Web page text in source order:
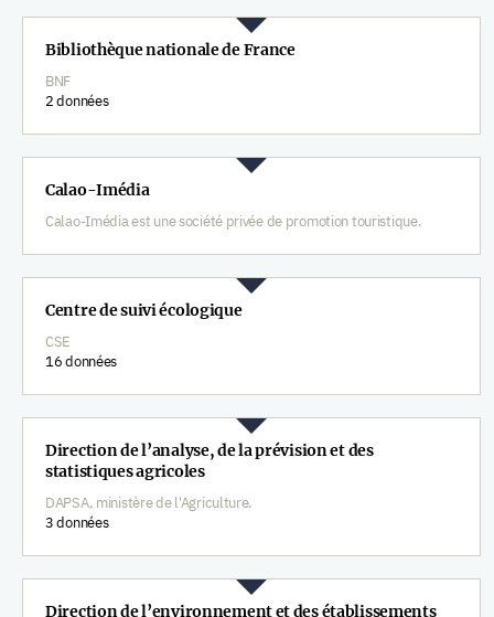
Bibliothèque nationale de France
BNF
2 données
Calao-Imédia
Calao-Imédia est une société privée de promotion touristique.
Centre de suivi écologique
CSE
16 données
Direction de l’analyse, de la prévision et des
statistiques agricoles
DAPSA, ministère de l'Agriculture.
3 données
Direction de l’environnement et des établissements